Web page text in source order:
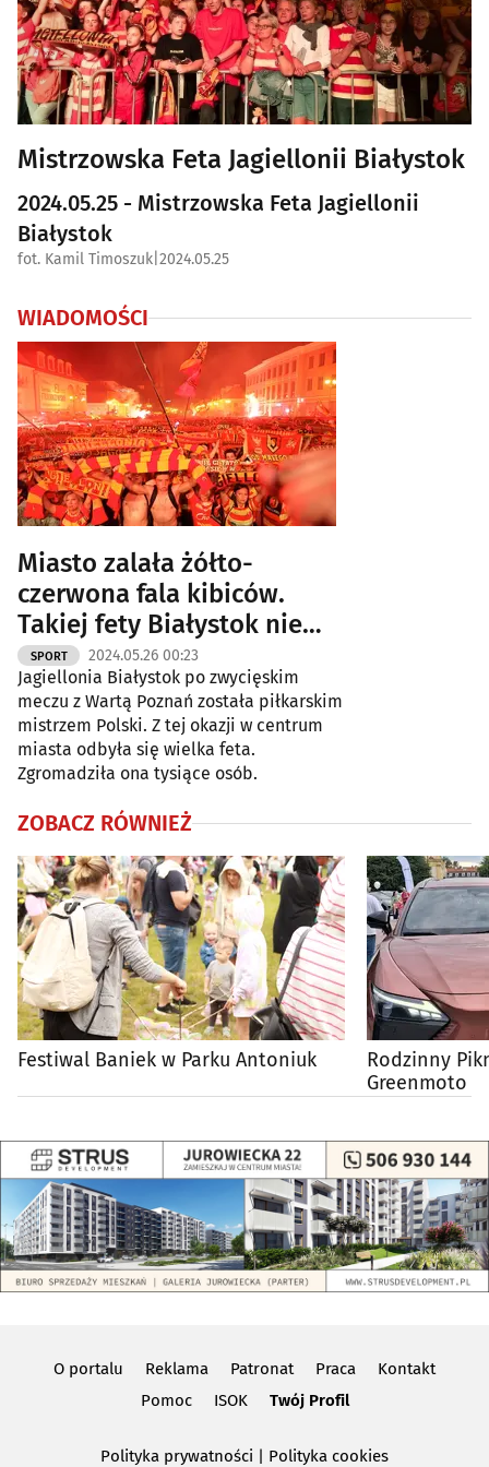
Mistrzowska Feta Jagiellonii Białystok
2024.05.25 - Mistrzowska Feta Jagiellonii
Białystok
fot. Kamil Timoszuk 2024.05.25
WIADOMOŚCI
Miasto zalała żółto-
czerwona fala kibiców.
Takiej fety Białystok nie
widział [ZDJĘCIA]
SPORT 2024.05.26 00:23
Jagiellonia Białystok po zwycięskim
meczu z Wartą Poznań została piłkarskim
mistrzem Polski. Z tej okazji w centrum
miasta odbyła się wielka feta.
Zgromadziła ona tysiące osób.
ZOBACZ RÓWNIEŻ
Festiwal Baniek w Parku Antoniuk
Rodzinny
Greenmoto
O portalu Reklama Patronat Praca
Kontakt
Pomoc
ISOK Twój Profil
Polityka prywatności | Polityka cookies